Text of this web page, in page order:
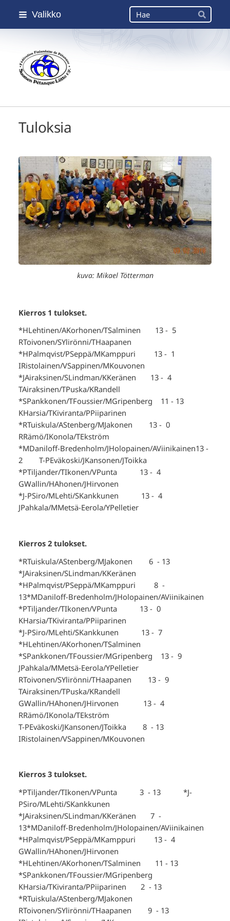
Siirry
Valikko Haku
Hae
Suomen Petanque-Liitto
Tuloksia
kuva: Mikael Tötterman
Kierros 1 tulokset.
*HLehtinen/AKorhonen/TSalminen 13 - 5
RToivonen/SYlirönni/THaapanen
*HPalmqvist/PSeppä/MKamppuri 13 - 1
IRistolainen/VSappinen/MKouvonen
*JAiraksinen/SLindman/KKeränen 13 - 4
TAiraksinen/TPuska/KRandell
*SPankkonen/TFoussier/MGripenberg 11 - 13
KHarsia/TKiviranta/PPiiparinen
*RTuiskula/AStenberg/MJakonen 13 - 0
RRämö/IKonola/TEkström
*MDaniloff-Bredenholm/JHolopainen/AViinikainen13 -
2 T-PEväkoski/JKansonen/JToikka
*PTiljander/TIkonen/VPunta 13 - 4
GWallin/HAhonen/JHirvonen
*J-PSiro/MLehti/SKankkunen 13 - 4
JPahkala/MMetsä-Eerola/YPelletier
Kierros 2 tulokset.
*RTuiskula/AStenberg/MJakonen 6 - 13
*JAiraksinen/SLindman/KKeränen
*HPalmqvist/PSeppä/MKamppuri 8 -
13*MDaniloff-Bredenholm/JHolopainen/AViinikainen
*PTiljander/TIkonen/VPunta 13 - 0
KHarsia/TKiviranta/PPiiparinen
*J-PSiro/MLehti/SKankkunen 13 - 7
*HLehtinen/AKorhonen/TSalminen
*SPankkonen/TFoussier/MGripenberg 13 - 9
JPahkala/MMetsä-Eerola/YPelletier
RToivonen/SYlirönni/THaapanen 13 - 9
TAiraksinen/TPuska/KRandell
GWallin/HAhonen/JHirvonen 13 - 4
RRämö/IKonola/TEkström
T-PEväkoski/JKansonen/JToikka 8 - 13
IRistolainen/VSappinen/MKouvonen
Kierros 3 tulokset.
*PTiljander/TIkonen/VPunta 3 - 13 *J-
PSiro/MLehti/SKankkunen
*JAiraksinen/SLindman/KKeränen 7 -
13*MDaniloff-Bredenholm/JHolopainen/AViinikainen
*HPalmqvist/PSeppä/MKamppuri 13 - 4
GWallin/HAhonen/JHirvonen
*HLehtinen/AKorhonen/TSalminen 11 - 13
*SPankkonen/TFoussier/MGripenberg
KHarsia/TKiviranta/PPiiparinen 2 - 13
*RTuiskula/AStenberg/MJakonen
RToivonen/SYlirönni/THaapanen 9 - 13